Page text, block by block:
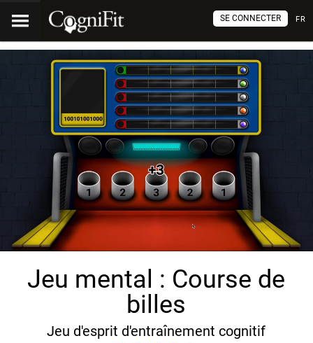
FR
SE CONNECTER
Jeu mental : Course de
billes
Jeu d'esprit d'entraînement cognitif